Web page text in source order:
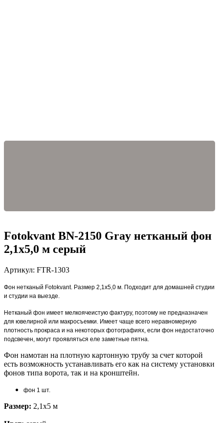
Fotokvant BN-2150 Gray нетканый фон
2,1х5,0 м серый
Артикул: FTR-1303
Фон нетканый Fotokvant. Размер 2,1х5,0 м. Подходит для домашней студии
и студии на выезде.
Нетканый фон имеет мелкоячеистую фактуру, поэтому не предназначен
для ювелирной или макросъемки. Имеет чаще всего неравномерную
плотность прокраса и на некоторых фотографиях, если фон недостаточно
подсвечен, могут проявляться еле заметные пятна.
Фон намотан на плотную картонную трубу за счет которой
есть возможность устанавливать его как на систему установки
фонов типа ворота, так и на кронштейн.
фон 1 шт.
Размер: 2,1x5 м